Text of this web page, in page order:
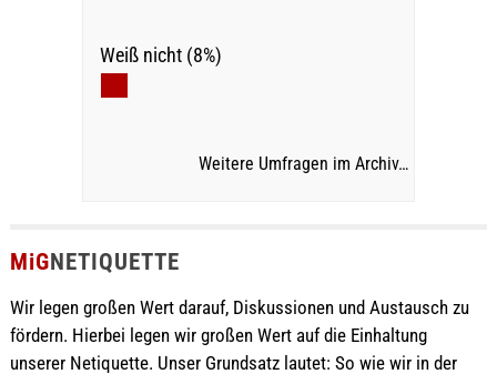
Weiß nicht (8%)
Weitere Umfragen im Archiv…
MiGNETIQUETTE
Wir legen großen Wert darauf, Diskussionen und Austausch zu
fördern. Hierbei legen wir großen Wert auf die Einhaltung
unserer Netiquette. Unser Grundsatz lautet: So wie wir in der